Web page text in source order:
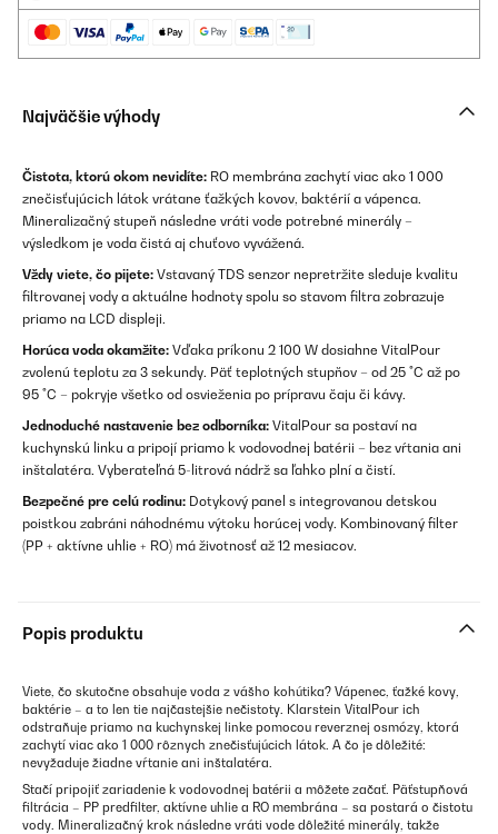
Najväčšie výhody
Čistota, ktorú okom nevidíte: RO membrána zachytí viac ako 1 000
znečisťujúcich látok vrátane ťažkých kovov, baktérií a vápenca.
Mineralizačný stupeň následne vráti vode potrebné minerály –
výsledkom je voda čistá aj chuťovo vyvážená.
Vždy viete, čo pijete: Vstavaný TDS senzor nepretržite sleduje kvalitu
filtrovanej vody a aktuálne hodnoty spolu so stavom filtra zobrazuje
priamo na LCD displeji.
Horúca voda okamžite: Vďaka príkonu 2 100 W dosiahne VitalPour
zvolenú teplotu za 3 sekundy. Päť teplotných stupňov – od 25 °C až po
95 °C – pokryje všetko od osvieženia po prípravu čaju či kávy.
Jednoduché nastavenie bez odborníka: VitalPour sa postaví na
kuchynskú linku a pripojí priamo k vodovodnej batérii – bez vŕtania ani
inštalatéra. Vyberateľná 5-litrová nádrž sa ľahko plní a čistí.
Bezpečné pre celú rodinu: Dotykový panel s integrovanou detskou
poistkou zabráni náhodnému výtoku horúcej vody. Kombinovaný filter
(PP + aktívne uhlie + RO) má životnosť až 12 mesiacov.
Popis produktu
Viete, čo skutočne obsahuje voda z vášho kohútika? Vápenec, ťažké kovy,
baktérie – a to len tie najčastejšie nečistoty. Klarstein VitalPour ich
odstraňuje priamo na kuchynskej linke pomocou reverznej osmózy, ktorá
zachytí viac ako 1 000 rôznych znečisťujúcich látok. A čo je dôležité:
nevyžaduje žiadne vŕtanie ani inštalatéra.
Stačí pripojiť zariadenie k vodovodnej batérii a môžete začať. Päťstupňová
filtrácia – PP predfilter, aktívne uhlie a RO membrána – sa postará o čistotu
vody. Mineralizačný krok následne vráti vode dôležité minerály, takže